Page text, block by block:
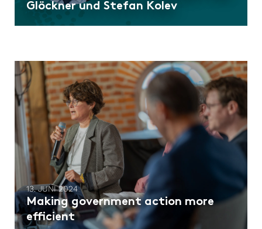
Glöckner und Stefan Kolev
13. JUNI 2024
Making government action more
efficient